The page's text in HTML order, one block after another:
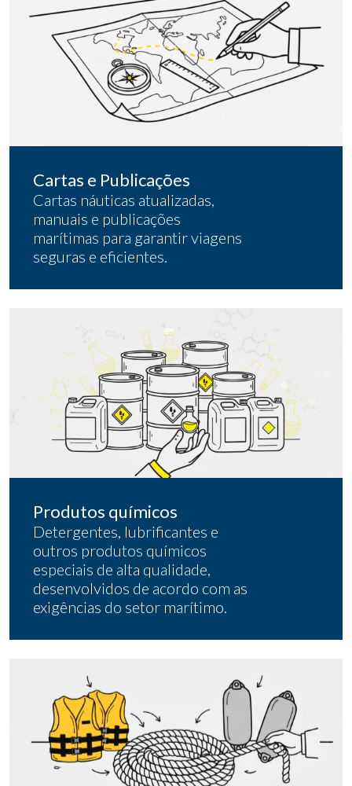
Cartas e Publicações
Cartas náuticas atualizadas,
manuais e publicações
marítimas para garantir viagens
seguras e eficientes.
Produtos químicos
Detergentes, lubrificantes e
outros produtos químicos
especiais de alta qualidade,
desenvolvidos de acordo com as
exigências do setor marítimo.